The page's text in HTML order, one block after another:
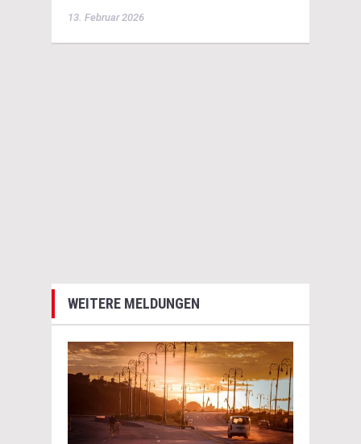
13. Februar 2026
WEITERE MELDUNGEN